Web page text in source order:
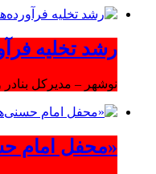
رشد تخلیه
نوشهر – مدیرکل بنادر
«محفل امام